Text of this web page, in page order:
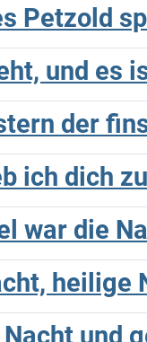
Petzold
und es
der
ich dich
war die
heilige
und